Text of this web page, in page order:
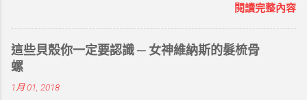
褶。殼表為乳白色，有深褐色斑紋和新月形斑
紋。殼口橙褐色，外唇齒間有白色溝槽。軸齒
白色，齒間為深褐色。可作號角。 鳳尾螺分佈
於印度太平洋、日本南部、大洋洲。 （二）名
(LV.BAF)的哪些事。 世界五大寶螺 LV.BAF主要
定的，分別是天王寶螺(Leucodon)、王子寶螺
(Valentia)、紅牡丹寶螺(Broderipii)、黃金寶螺
閱讀完整內容
這些貝殼你一定要認識 ─ 女神維納斯的髮梳骨
螺
1月 01, 2018